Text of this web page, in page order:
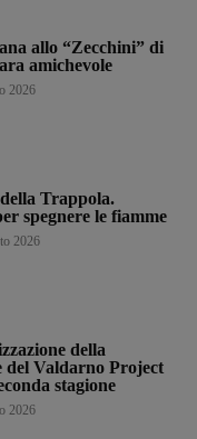
allo “Zecchini” di
amichevole
2026
Trappola.
spegnere le fiamme
2026
della
del Valdarno Project
stagione
2026